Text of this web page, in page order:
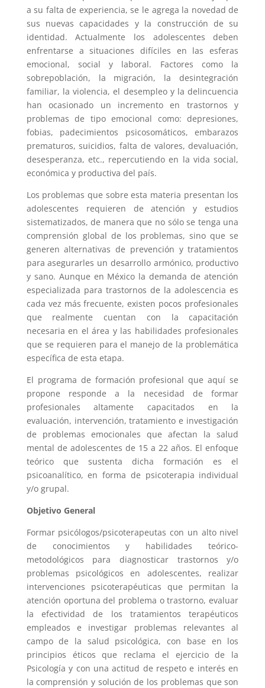
a su falta de experiencia, se le agrega la novedad de
sus nuevas capacidades y la construcción de su
identidad. Actualmente los adolescentes deben
enfrentarse a situaciones difíciles en las esferas
emocional, social y laboral. Factores como la
sobrepoblación, la migración, la desintegración
familiar, la violencia, el desempleo y la delincuencia
han ocasionado un incremento en trastornos y
problemas de tipo emocional como: depresiones,
fobias, padecimientos psicosomáticos, embarazos
prematuros, suicidios, falta de valores, devaluación,
desesperanza, etc., repercutiendo en la vida social,
económica y productiva del país.
Los problemas que sobre esta materia presentan los
adolescentes requieren de atención y estudios
sistematizados, de manera que no sólo se tenga una
comprensión global de los problemas, sino que se
generen alternativas de prevención y tratamientos
para asegurarles un desarrollo armónico, productivo
y sano. Aunque en México la demanda de atención
especializada para trastornos de la adolescencia es
cada vez más frecuente, existen pocos profesionales
que realmente cuentan con la capacitación
necesaria en el área y las habilidades profesionales
que se requieren para el manejo de la problemática
específica de esta etapa.
El programa de formación profesional que aquí se
propone responde a la necesidad de formar
profesionales altamente capacitados en la
evaluación, intervención, tratamiento e investigación
de problemas emocionales que afectan la salud
mental de adolescentes de 15 a 22 años. El enfoque
teórico que sustenta dicha formación es el
psicoanalítico, en forma de psicoterapia individual
y/o grupal.
Objetivo General
Formar psicólogos/psicoterapeutas con un alto nivel
de conocimientos y habilidades teórico-
metodológicos para diagnosticar trastornos y/o
problemas psicológicos en adolescentes, realizar
intervenciones psicoterapéuticas que permitan la
atención oportuna del problema o trastorno, evaluar
la efectividad de los tratamientos terapéuticos
empleados e investigar problemas relevantes al
campo de la salud psicológica, con base en los
principios éticos que reclama el ejercicio de la
Psicología y con una actitud de respeto e interés en
la comprensión y solución de los problemas que son